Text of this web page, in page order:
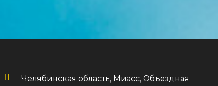
Челябинская область, Миасс, Объездная